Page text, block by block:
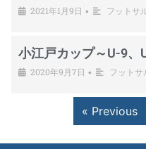
2021年1月9日 • フットサ
小江戸カップ～U-9、
2020年9月7日 • フットサ
« Previous